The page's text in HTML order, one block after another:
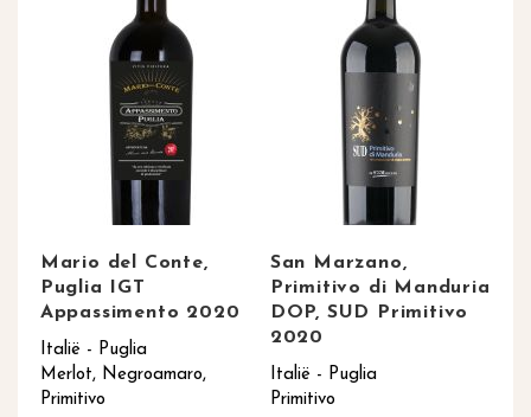
Mario del Conte,
Puglia IGT
Appassimento 2020
Italië - Puglia
Merlot, Negroamaro,
Primitivo
San Marzano,
Primitivo di Manduria
DOP, SUD Primitivo
2020
Italië - Puglia
Primitivo